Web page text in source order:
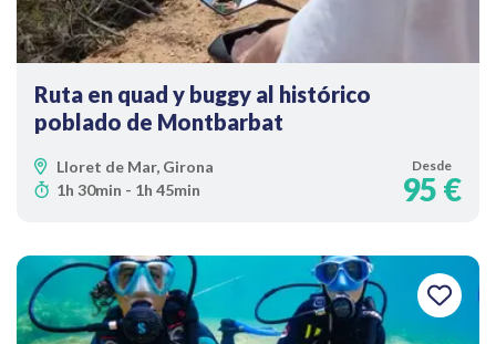
Ruta en quad y buggy al histórico
poblado de Montbarbat
Lloret de Mar, Girona
1h 30min - 1h 45min
Desde
95 €